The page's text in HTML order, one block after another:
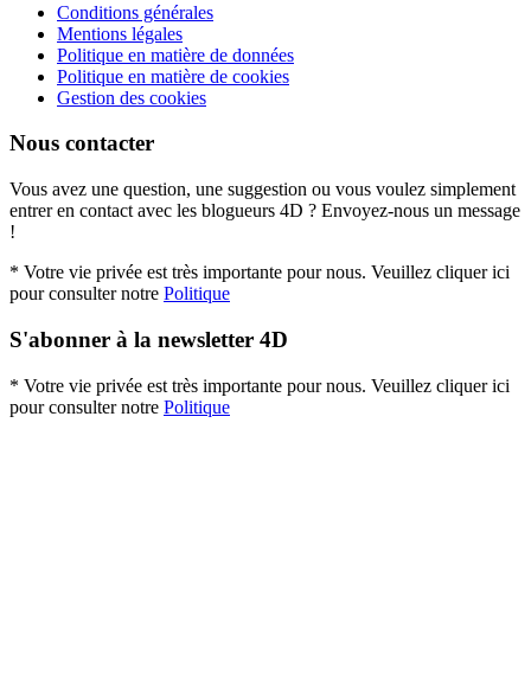
Conditions générales
Mentions légales
Politique en matière de données
Politique en matière de cookies
Gestion des cookies
Nous contacter
Vous avez une question, une suggestion ou vous voulez simplement
entrer en contact avec les blogueurs 4D ? Envoyez-nous un message
!
* Votre vie privée est très importante pour nous. Veuillez cliquer ici
pour consulter notre Politique
S'abonner à la newsletter 4D
* Votre vie privée est très importante pour nous. Veuillez cliquer ici
pour consulter notre Politique